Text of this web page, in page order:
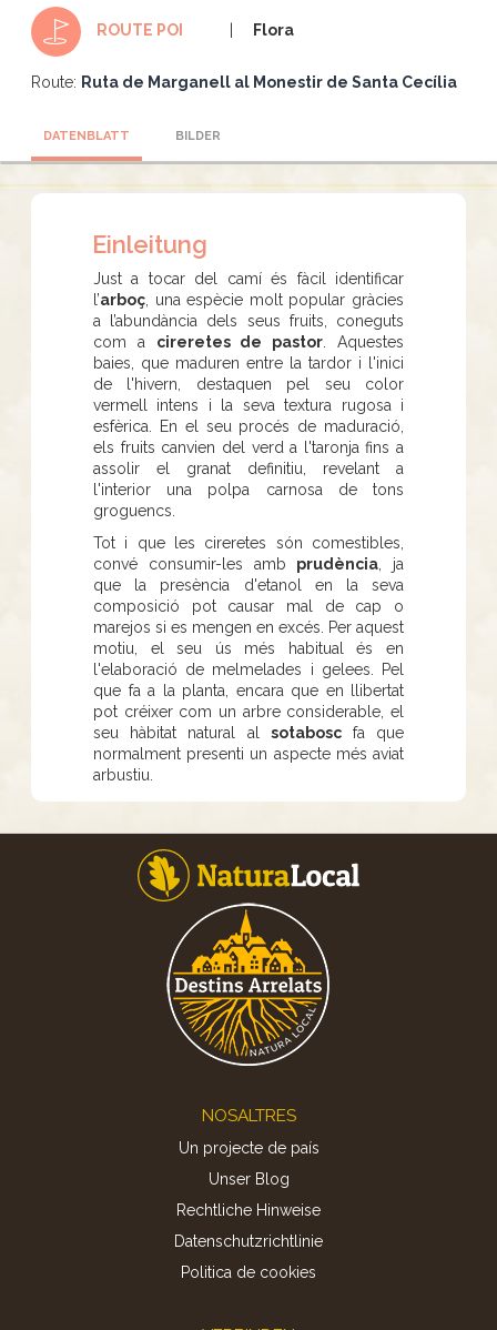
ROUTE POI Flora
Route: Ruta de Marganell al Monestir de Santa Cecília
DATENBLATT BILDER
Einleitung
Just a tocar del camí és fàcil identificar
l’arboç , una espècie molt popular gràcies
a l’abundància dels seus fruits, coneguts
com a cireretes de pastor . Aquestes
baies, que maduren entre la tardor i l'inici
de l'hivern, destaquen pel seu color
vermell intens i la seva textura rugosa i
esfèrica. En el seu procés de maduració,
els fruits canvien del verd a l'taronja fins a
assolir el granat definitiu, revelant a
l'interior una polpa carnosa de tons
groguencs.
Tot i que les cireretes són comestibles,
convé consumir-les amb prudència , ja
que la presència d'etanol en la seva
composició pot causar mal de cap o
marejos si es mengen en excés. Per aquest
motiu, el seu ús més habitual és en
l'elaboració de melmelades i gelees. Pel
que fa a la planta, encara que en llibertat
pot créixer com un arbre considerable, el
seu hàbitat natural al sotaboscfa que
normalment presenti un aspecte més aviat
arbustiu.
NOSALTRES
Un projecte de país
Unser Blog
Rechtliche Hinweise
Datenschutzrichtlinie
Politica de cookies